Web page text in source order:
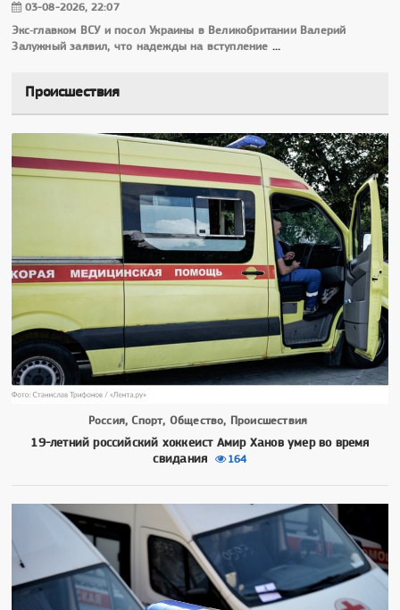
03-08-2026, 22:07
Экс‑главком ВСУ и посол Украины в Великобритании Валерий
Залужный заявил, что надежды на вступление ...
Происшествия
Россия, Спорт, Общество, Происшествия
19-летний российский хоккеист Амир Ханов умер во время
свидания
164